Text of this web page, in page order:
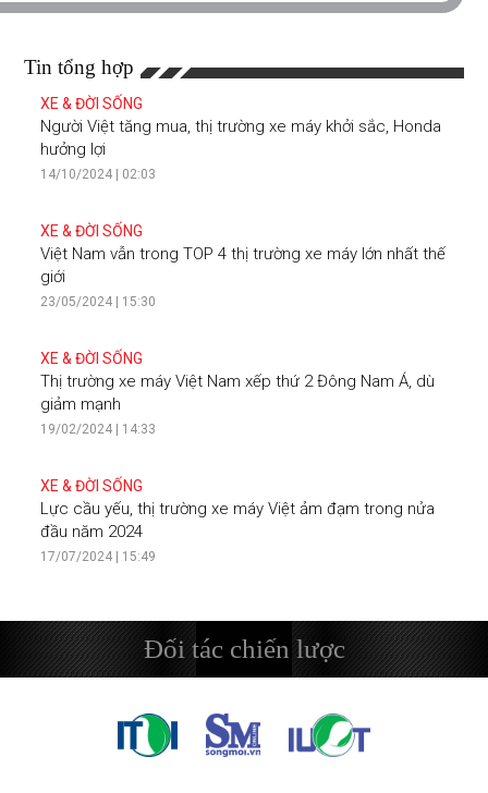
Tin tổng hợp
XE & ĐỜI SỐNG
Người Việt tăng mua, thị trường xe máy khởi sắc, Honda
hưởng lợi
14/10/2024 | 02:03
XE & ĐỜI SỐNG
Việt Nam vẫn trong TOP 4 thị trường xe máy lớn nhất thế
giới
23/05/2024 | 15:30
XE & ĐỜI SỐNG
Thị trường xe máy Việt Nam xếp thứ 2 Đông Nam Á, dù
giảm mạnh
19/02/2024 | 14:33
XE & ĐỜI SỐNG
Lực cầu yếu, thị trường xe máy Việt ảm đạm trong nửa
đầu năm 2024
17/07/2024 | 15:49
Đối tác chiến lược